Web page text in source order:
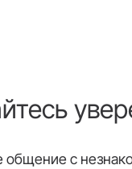
общение с